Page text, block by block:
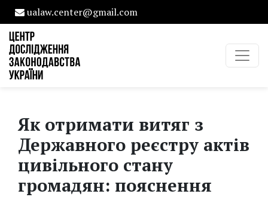
ualaw.center@gmail.com
Як отримати витяг з
Державного реєстру актів
цивільного стану
громадян: пояснення